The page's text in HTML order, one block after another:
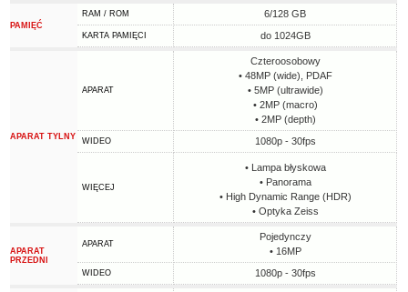
PAMIĘĆ
RAM / ROM 6/128 GB
KARTA PAMIĘCI do 1024GB
APARAT TYLNY
APARAT
Czteroosobowy
• 48MP (wide), PDAF
• 5MP (ultrawide)
• 2MP (macro)
• 2MP (depth)
WIDEO 1080p - 30fps
WIĘCEJ
• Lampa błyskowa
• Panorama
• High Dynamic Range (HDR)
• Optyka Zeiss
APARAT
PRZEDNI
APARAT
Pojedynczy
• 16MP
WIDEO 1080p - 30fps